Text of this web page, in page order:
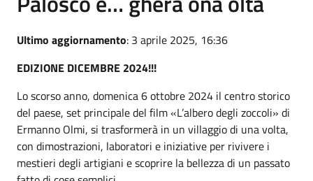
Ultimo aggiornamento: 3 aprile 2025, 16:36
EDIZIONE DICEMBRE 2024!!!
Lo scorso anno, domenica 6 ottobre 2024 il centro storico
del paese, set principale del film «L’albero degli zoccoli» di
Ermanno Olmi, si trasformerà in un villaggio di una volta,
con dimostrazioni, laboratori e iniziative per rivivere i
mestieri degli artigiani e scoprire la bellezza di un passato